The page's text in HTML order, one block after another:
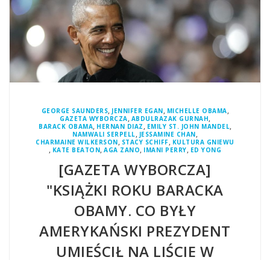
GEORGE SAUNDERS, JENNIFER EGAN, MICHELLE OBAMA,
GAZETA WYBORCZA, ABDULRAZAK GURNAH,
BARACK OBAMA, HERNAN DIAZ , EMILY ST. JOHN MANDEL,
NAMWALI SERPELL, JESSAMINE CHAN,
CHARMAINE WILKERSON, STACY SCHIFF, KULTURA GNIEWU
, KATE BEATON,AGA ZANO, IMANI PERRY, ED YONG
[GAZETA WYBORCZA]
"KSIĄŻKI ROKU BARACKA
OBAMY. CO BYŁY
AMERYKAŃSKI PREZYDENT
UMIEŚCIŁ NA LIŚCIE W